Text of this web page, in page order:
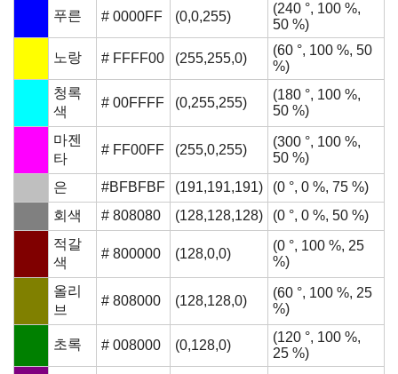
푸른 # 0000FF (0,0,255)
(240 °, 100 %,
50 %)
노랑 # FFFF00 (255,255,0)
(60 °, 100 %, 50
%)
청록
색
# 00FFFF (0,255,255)
(180 °, 100 %,
50 %)
마젠
타
# FF00FF (255,0,255)
(300 °, 100 %,
50 %)
은
#BFBFBF (191,191,191)
(0 °, 0 %, 75 %)
회색
# 808080 (128,128,128)
(0 °, 0 %, 50 %)
적갈
색
# 800000 (128,0,0)
(0 °, 100 %, 25
%)
올리
브
# 808000 (128,128,0)
(60 °, 100 %, 25
%)
초록 # 008000 (0,128,0)
(120 °, 100 %,
25 %)